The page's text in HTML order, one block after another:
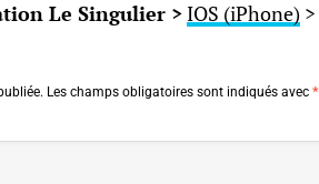
Le Singulier > IOS (iPhone) >
Les champs obligatoires sont indiqués avec *